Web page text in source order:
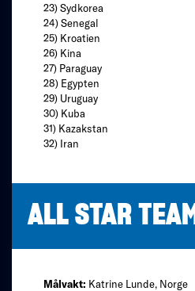
23) Sydkorea
24) Senegal
25) Kroatien
26) Kina
27) Paraguay
28) Egypten
29) Uruguay
30) Kuba
31) Kazakstan
32) Iran
ALL STAR TEAM
Målvakt: Katrine Lunde, Norge